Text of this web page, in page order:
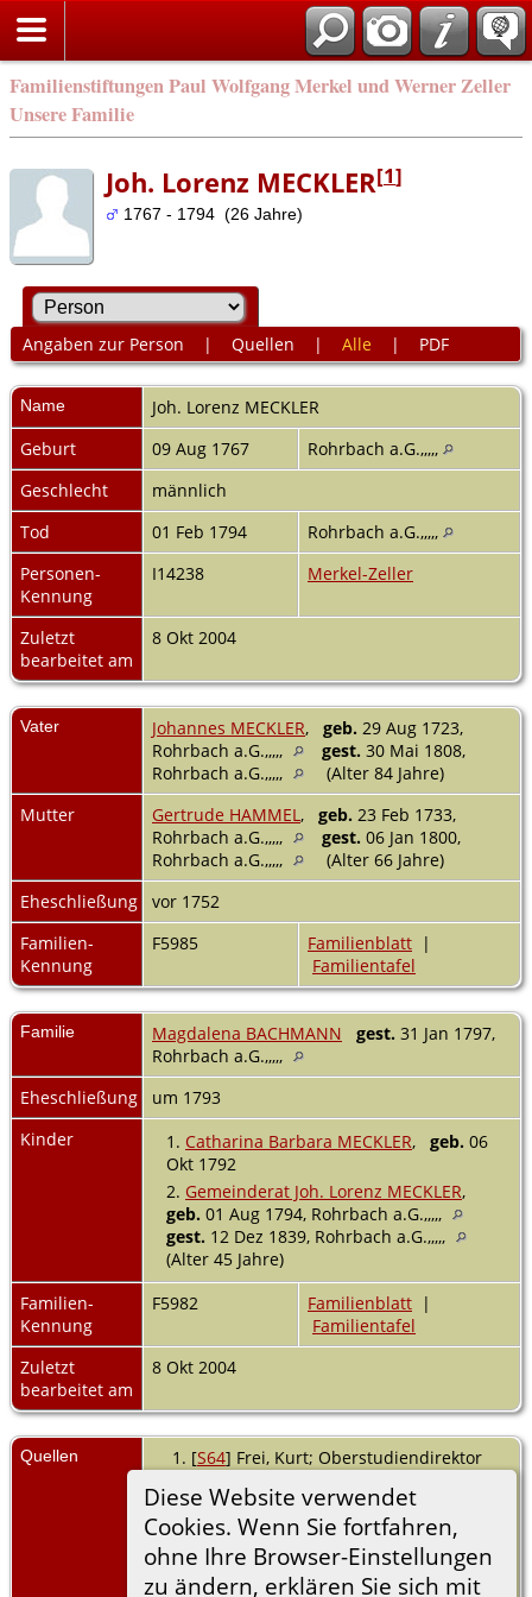
Familienstiftungen Paul Wolfgang Merkel und Werner Zeller
Unsere Familie
Diese Website verwendet
Cookies. Wenn Sie fortfahren,
ohne Ihre Browser-Einstellungen
zu ändern, erklären Sie sich mit
Joh. Lorenz MECKLER[1]
1767 - 1794 (26 Jahre)
Angaben zur Person | Quellen | Alle | PDF
Name Joh. Lorenz MECKLER
Geburt
09 Aug 1767
Rohrbach a.G.,,,,,
Geschlecht
männlich
Tod
01 Feb 1794
Rohrbach a.G.,,,,,
Personen-
Kennung
I14238 Merkel-Zeller
Zuletzt
bearbeitet am
8 Okt 2004
Vater Johannes MECKLER, geb. 29 Aug 1723,
Rohrbach a.G.,,,,,
gest. 30 Mai 1808,
Rohrbach a.G.,,,,,
(Alter 84 Jahre)
Mutter
Gertrude HAMMEL , geb. 23 Feb 1733,
Rohrbach a.G.,,,,,
gest. 06 Jan 1800,
Rohrbach a.G.,,,,,
(Alter 66 Jahre)
Eheschließung
vor 1752
Familien-
Kennung
F5985 Familienblatt |
Familientafel
Familie Magdalena BACHMANN gest. 31 Jan 1797,
Rohrbach a.G.,,,,,
Eheschließung
um 1793
Kinder
1. Catharina Barbara MECKLER, geb. 06
Okt 1792
2. Gemeinderat Joh. Lorenz MECKLER,
geb. 01 Aug 1794, Rohrbach a.G.,,,,,
gest. 12 Dez 1839, Rohrbach a.G.,,,,,
(Alter 45 Jahre)
Familien-
Kennung
F5982 Familienblatt |
Familientafel
Zuletzt
bearbeitet am
8 Okt 2004
Quellen [S64] Frei, Kurt; Oberstudiendirektor
Ortsfamilienbuch, (Herausgeber:
Heimatverein Rohrbach
Erscheinungsort: Rohrbach, Landkreis
Heilbronn (früher: Sinsheim und
Oberamt Eppingen)